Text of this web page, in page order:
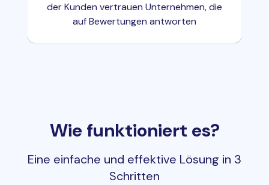
der Kunden vertrauen Unternehmen, die
auf Bewertungen antworten
Wie funktioniert es?
Eine einfache und effektive Lösung in 3
Schritten